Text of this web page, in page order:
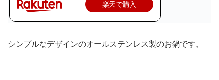
楽天で購入
シンプルなデザインのオールステンレス製のお鍋です。